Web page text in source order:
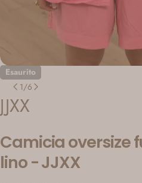
1/6
Esaurito
JJXX
Camicia oversize
lino - JJXX